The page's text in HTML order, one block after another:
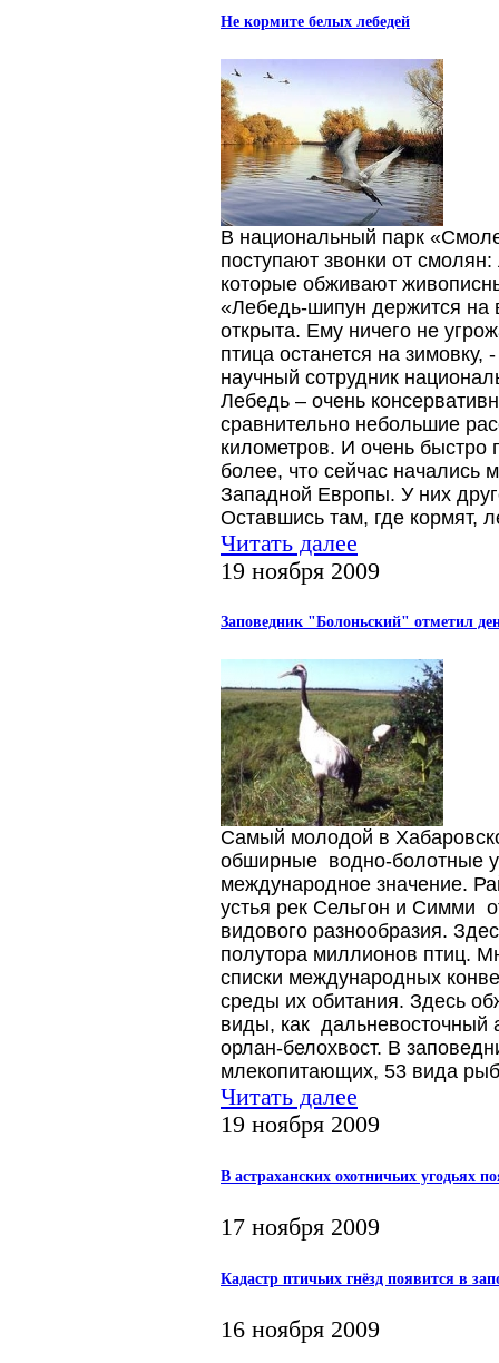
Не кормите белых лебедей
В национальный парк
поступают звонки от
которые обживают
«Лебедь-шипун держится на
открыта. Ему ничего не
птица останется на
научный сотрудник
Лебедь – очень
сравнительно небольшие
километров. И очень быстро
более, что сейчас начались
Западной Европы. У них
Оставшись там, где кормят,
Читать далее
19 ноября 2009
Заповедник "Болоньский" отметил
Самый молодой в
обширные водно-болотные
международное значение.
устья рек Сельгон и Симми
видового разнообразия.
полутора миллионов птиц.
списки международных
среды их обитания. Здесь
виды, как дальневосточный
орлан-белохвост. В
млекопитающих, 53 вида
Читать далее
19 ноября 2009
В астраханских охотничьих угодьях
17 ноября 2009
Кадастр птичьих гнёзд появится в
16 ноября 2009